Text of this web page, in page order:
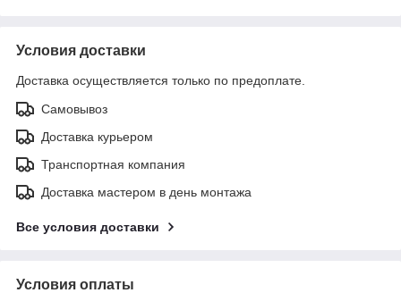
Условия доставки
Доставка осуществляется только по предоплате.
Самовывоз
Доставка курьером
Транспортная компания
Доставка мастером в день монтажа
Все условия доставки
Условия оплаты